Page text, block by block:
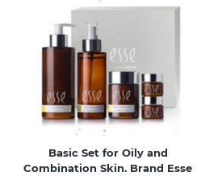
Basic Set for Oily and
Combination Skin. Brand Esse